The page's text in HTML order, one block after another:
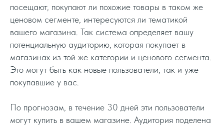
посещают, покупают ли похожие товары в таком же
ценовом сегменте, интересуются ли тематикой
вашего магазина. Так система определяет вашу
потенциальную аудиторию, которая покупает в
магазинах из той же категории и ценового сегмента.
Это могут быть как новые пользователи, так и уже
покупавшие у вас.
По прогнозам, в течение 30 дней эти пользователи
могут купить в вашем магазине. Аудитория поделена